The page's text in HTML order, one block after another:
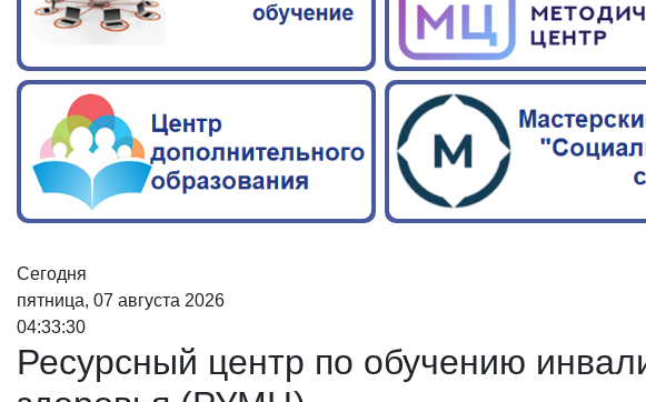
Сегодня
пятница, 07 августа 2026
04:33:31
Ресурсный центр по обучению